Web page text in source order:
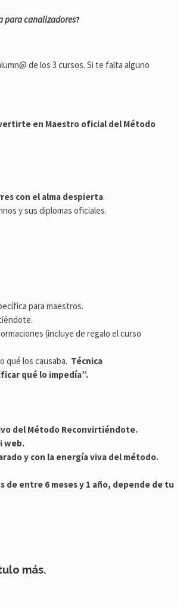
para canalizadores?
de los 3 cursos. Si te falta alguno
en Maestro oficial del Método
con el alma despierta.
y sus diplomas oficiales.
para maestros.
(incluye de regalo el curso
los causaba. Técnica
qué lo impedía”.
del Método Reconvirtiéndote.
web.
y con la energía viva del método.
de entre 6 meses y 1 año, depende de tu
más.